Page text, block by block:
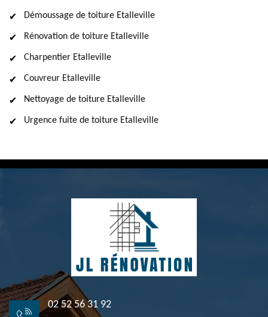
Démoussage de toiture Etalleville
Rénovation de toiture Etalleville
Charpentier Etalleville
Couvreur Etalleville
Nettoyage de toiture Etalleville
Urgence fuite de toiture Etalleville
02 52 56 31 92